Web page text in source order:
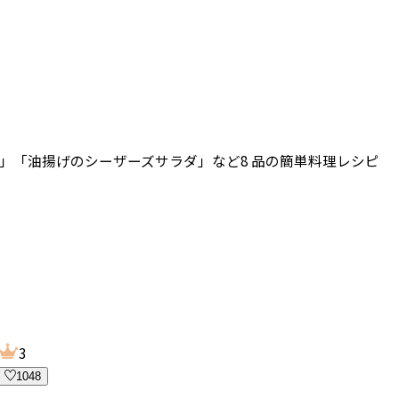
「油揚げのシーザーズサラダ」など8 品の簡単料理レシピ
3
1048